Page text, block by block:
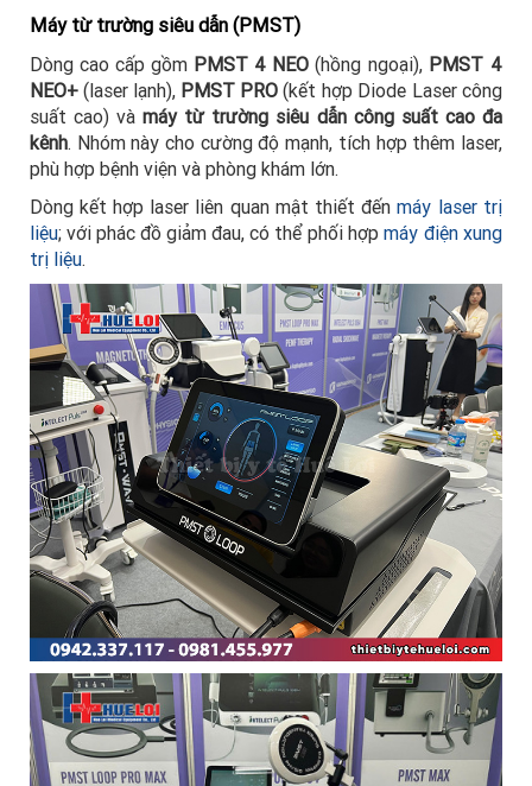
Máy từ trường siêu dẫn (PMST)
Dòng cao cấp gồm PMST 4 NEO (hồng ngoại), PMST 4
NEO+ (laser lạnh), PMST PRO (kết hợp Diode Laser công
suất cao) và máy từ trường siêu dẫn công suất cao đa
kênh. Nhóm này cho cường độ mạnh, tích hợp thêm laser,
phù hợp bệnh viện và phòng khám lớn.
Dòng kết hợp laser liên quan mật thiết đến máy laser trị
liệu; với phác đồ giảm đau, có thể phối hợp máy điện xung
trị liệu.